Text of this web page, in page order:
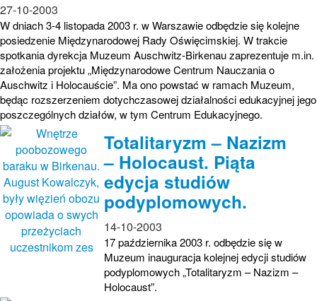
27-10-2003
W dniach 3-4 listopada 2003 r. w Warszawie odbędzie się kolejne
posiedzenie Międzynarodowej Rady Oświęcimskiej. W trakcie
spotkania dyrekcja Muzeum Auschwitz-Birkenau zaprezentuje m.in.
założenia projektu „Międzynarodowe Centrum Nauczania o
Auschwitz i Holocauście”. Ma ono powstać w ramach Muzeum,
będąc rozszerzeniem dotychczasowej działalności edukacyjnej jego
poszczególnych działów, w tym Centrum Edukacyjnego.
Totalitaryzm – Nazizm
– Holocaust. Piąta
edycja studiów
podyplomowych.
14-10-2003
17 października 2003 r. odbędzie się w
Muzeum inauguracja kolejnej edycji studiów
podyplomowych „Totalitaryzm – Nazizm –
Holocaust”.